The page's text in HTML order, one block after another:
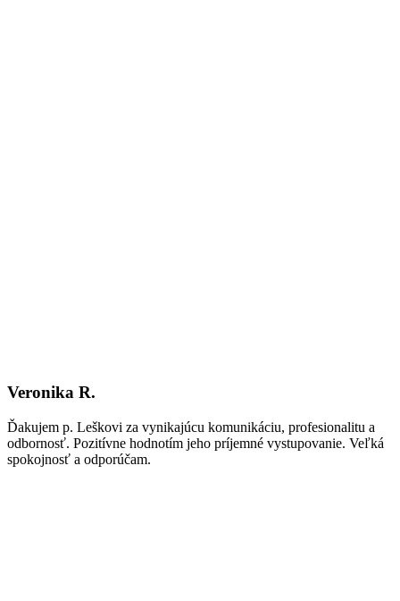
Veronika R.
Ďakujem p. Leškovi za vynikajúcu komunikáciu, profesionalitu a
odbornosť. Pozitívne hodnotím jeho príjemné vystupovanie. Veľká
spokojnosť a odporúčam.